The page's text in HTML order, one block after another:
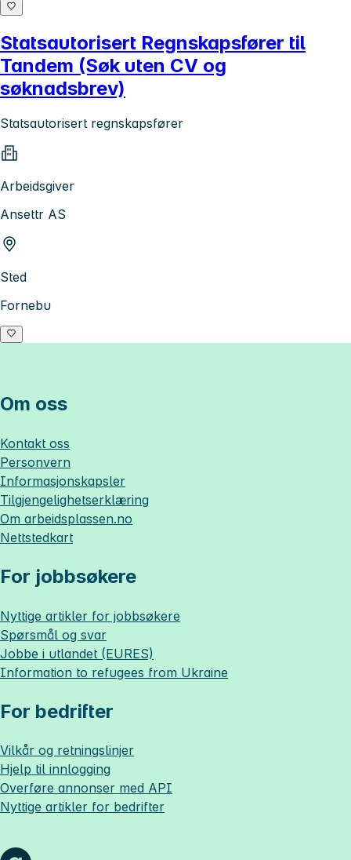
Statsautorisert Regnskapsfører til
Tandem (Søk uten CV og
søknadsbrev)
Statsautorisert regnskapsfører
Arbeidsgiver
Ansettr AS
Sted
Fornebu
Om oss
Kontakt oss
Personvern
Informasjonskapsler
Tilgjengelighetserklæring
Om arbeidsplassen.no
Nettstedkart
For jobbsøkere
Nyttige artikler for jobbsøkere
Spørsmål og svar
Jobbe i utlandet (EURES)
Information to refugees from Ukraine
For bedrifter
Vilkår og retningslinjer
Hjelp til innlogging
Overføre annonser med API
Nyttige artikler for bedrifter